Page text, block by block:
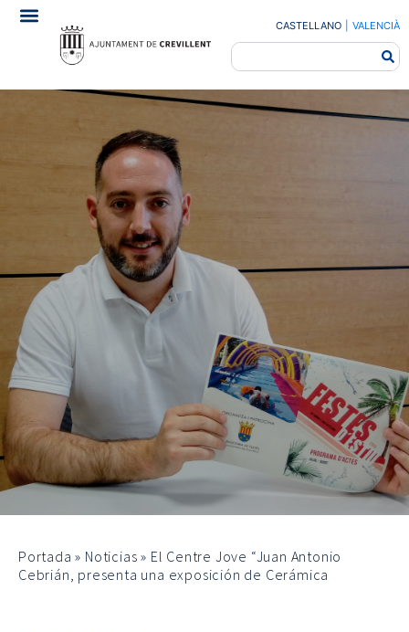
CASTELLANO VALENCIÀ
Portada » Noticias » El Centre Jove “Juan Antonio
Cebrián, presenta una exposición de Cerámica